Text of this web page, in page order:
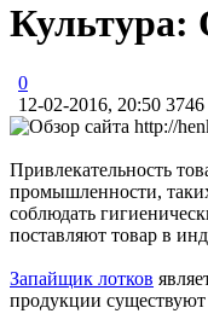
Культура:
0
12-02-2016, 20:50 3746
Привлекательность
промышленности,
соблюдать
поставляют товар в
Запайщик лотков
продукции существуют